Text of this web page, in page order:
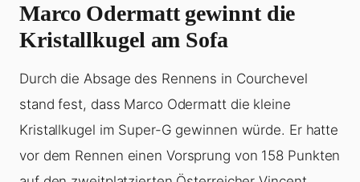
Marco Odermatt gewinnt die
Kristallkugel am Sofa
Durch die Absage des Rennens in Courchevel
stand fest, dass Marco Odermatt die kleine
Kristallkugel im Super-G gewinnen würde. Er hatte
vor dem Rennen einen Vorsprung von 158 Punkten